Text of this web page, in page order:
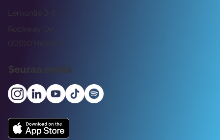
Rockway Oy
Lemuntie 3-5
00510 Helsinki
Seuraa meitä